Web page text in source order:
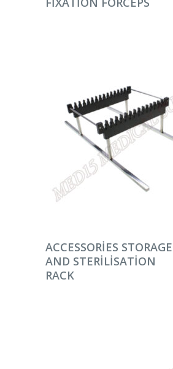
DEVAMINI OKU
ACCESSORIES STORAGE
AND STERILISATION
RACK